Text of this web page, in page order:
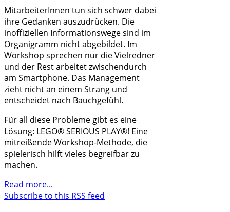
MitarbeiterInnen tun sich schwer dabei
ihre Gedanken auszudrücken. Die
inoffiziellen Informationswege sind im
Organigramm nicht abgebildet. Im
Workshop sprechen nur die Vielredner
und der Rest arbeitet zwischendurch
am Smartphone. Das Management
zieht nicht an einem Strang und
entscheidet nach Bauchgefühl.
Für all diese Probleme gibt es eine
Lösung: LEGO® SERIOUS PLAY®! Eine
mitreißende Workshop-Methode, die
spielerisch hilft vieles begreifbar zu
machen.
Read more...
Subscribe to this RSS feed